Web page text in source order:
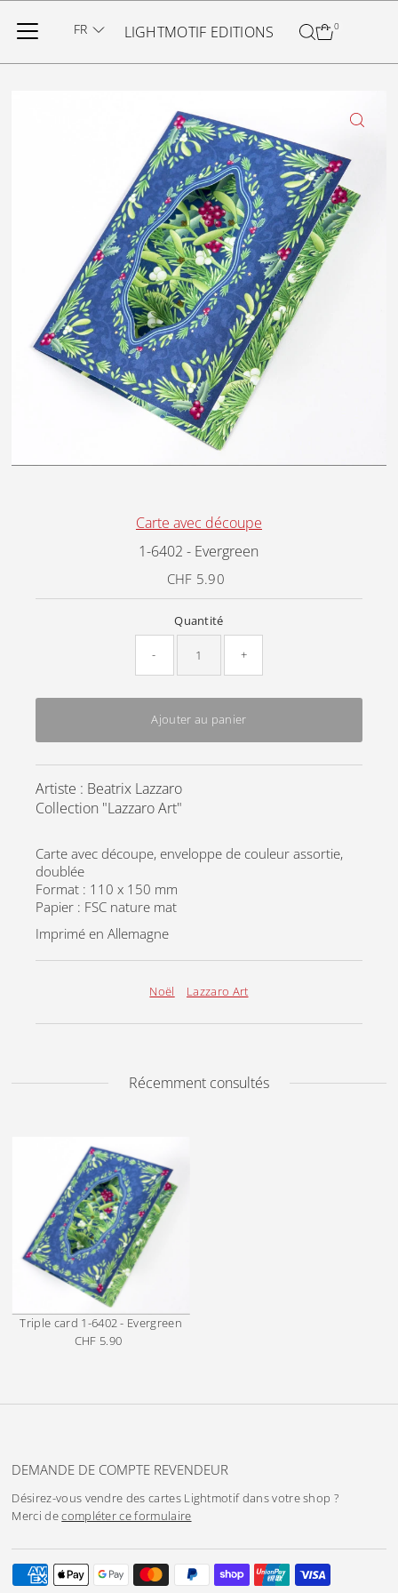
Ignorer et passer au contenu
LIGHTMOTIF EDITIONS 0
Carte avec découpe
1-6402 - Evergreen
Prix
ordinaire
CHF 5.90
Quantité
- +
Ajouter au panier
Artiste : Beatrix Lazzaro
Collection "Lazzaro Art"
Carte avec découpe, enveloppe de couleur assortie,
doublée
Format : 110 x 150 mm
Papier : FSC nature mat
Imprimé en Allemagne
Noël Lazzaro Art
Récemment consultés
Triple card 1-6402 - Evergreen
Prix
CHF 5.90
DEMANDE DE COMPTE REVENDEUR
Désirez-vous vendre des cartes Lightmotif dans votre shop ?
Merci decompléter ce formulaire
FR